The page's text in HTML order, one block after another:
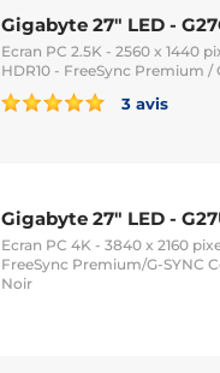
Gigabyte 27" LED -
Ecran PC 2.5K - 2560 x 1440
HDR10 - FreeSync Premium
3 avis
Gigabyte 27" LED -
Ecran PC 4K - 3840 x 2160
FreeSync Premium/G-SYNC
Noir